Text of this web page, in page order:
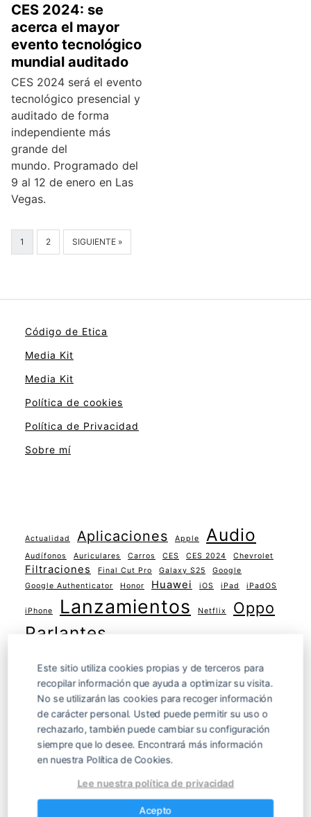
CES 2024: se
acerca el mayor
evento tecnológico
mundial auditado
CES 2024 será el evento
tecnológico presencial y
auditado de forma
independiente más
grande del
mundo. Programado del
9 al 12 de enero en Las
Vegas.
1 2 SIGUIENTE »
Código de Etica
Media Kit
Media Kit
Política de cookies
Política de Privacidad
Sobre mí
Actualidad Aplicaciones Apple Audio
Audífonos Auriculares Carros CES CES 2024 Chevrolet
Filtraciones Final Cut Pro Galaxy S25
Google
Google Authenticator
Honor Huawei iOS iPad iPadOS
iPhone Lanzamientos Netflix Oppo
Parlantes
Samsung Seguridad
Smartphones Smartwatch
Sonos Telegram Tendencias Tutoriales
Uber Weareable Wereables Whatsapp
Este sitio utiliza cookies propias y de terceros para
recopilar información que ayuda a optimizar su visita.
No se utilizarán las cookies para recoger información
de carácter personal. Usted puede permitir su uso o
rechazarlo, también puede cambiar su configuración
siempre que lo desee. Encontrará más información
en nuestra Política de Cookies.
Lee nuestra política de privacidad
Acepto